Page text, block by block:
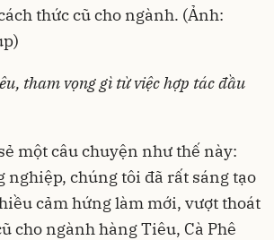
thức cũ cho ngành. (Ảnh:
tham vọng gì từ việc hợp tác đầu
một câu chuyện như thế này:
nghiệp, chúng tôi đã rất sáng tạo
cảm hứng làm mới, vượt thoát
cho ngành hàng Tiêu, Cà Phê